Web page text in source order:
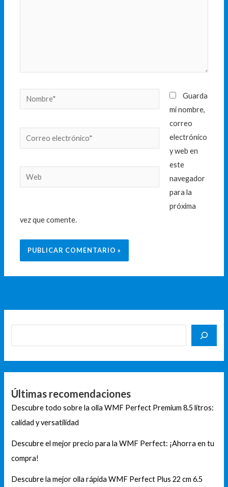
Nombre*
Correo
electrónico*
Web
Guarda
mi nombre,
correo
electrónico
y web en
este
navegador
para la
próxima
vez que comente.
Últimas recomendaciones
Descubre todo sobre la olla WMF Perfect Premium 8.5 litros:
calidad y versatilidad
Descubre el mejor precio para la WMF Perfect: ¡Ahorra en tu
compra!
Descubre la mejor olla rápida WMF Perfect Plus 22 cm 6.5